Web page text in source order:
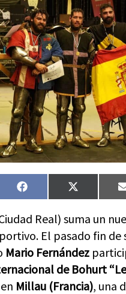
Compartir
en
Facebook
en
X
(Twitter)
Real) suma un
El pasado fin de
Mario Fernández
de Bohurt “Le
Millau (Francia), una